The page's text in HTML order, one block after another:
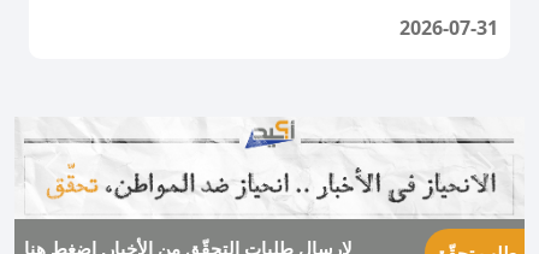
2026-07-31
Previous
Next
لإرسال طلبات التحقّق من الأخبار, اضغط هنا